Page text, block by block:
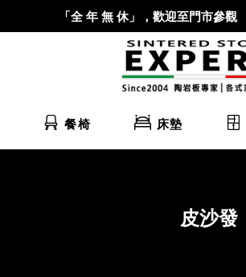
「全 年 無 休」，歡迎至門市參觀
餐椅 床墊
皮沙發